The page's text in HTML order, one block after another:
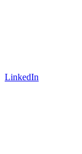
LinkedIn